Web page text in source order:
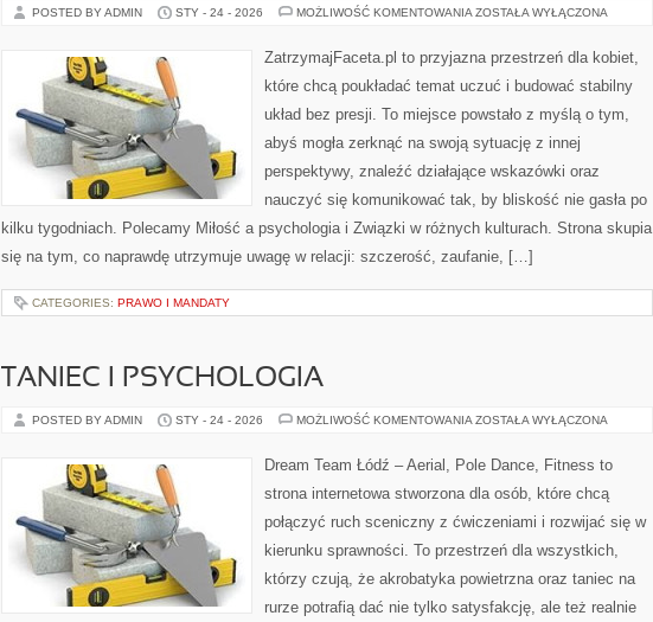
POSTED BY ADMIN STY - 24 - 2026 MOŻLIWOŚĆ KOMENTOWANIA RANDKOWANIE
ZOSTAŁA WYŁĄCZONA
ZatrzymajFaceta.pl to przyjazna przestrzeń dla kobiet,
które chcą poukładać temat uczuć i budować stabilny
układ bez presji. To miejsce powstało z myślą o tym,
abyś mogła zerknąć na swoją sytuację z innej
perspektywy, znaleźć działające wskazówki oraz
nauczyć się komunikować tak, by bliskość nie gasła po
kilku tygodniach. Polecamy Miłość a psychologia i Związki w różnych kulturach. Strona skupia
się na tym, co naprawdę utrzymuje uwagę w relacji: szczerość, zaufanie, […]
CATEGORIES: PRAWO I MANDATY
TANIEC I PSYCHOLOGIA
POSTED BY ADMIN STY - 24 - 2026 MOŻLIWOŚĆ KOMENTOWANIA TANIEC
ZOSTAŁA WYŁĄCZONA
Dream Team Łódź – Aerial, Pole Dance, Fitness to
strona internetowa stworzona dla osób, które chcą
połączyć ruch sceniczny z ćwiczeniami i rozwijać się w
kierunku sprawności. To przestrzeń dla wszystkich,
którzy czują, że akrobatyka powietrzna oraz taniec na
rurze potrafią dać nie tylko satysfakcję, ale też realnie